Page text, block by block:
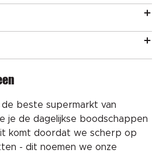
de beste supermarkt van
je de dagelijkse boodschappen
komt doordat we scherp op
- dit noemen we onze